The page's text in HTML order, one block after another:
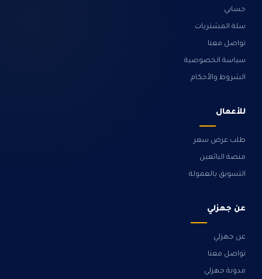
حسابي
سلة المشتريات
تواصل معنا
سياسة الخصوصية
الشروط والأحكام
للأعمال
طلب عرض سعر
منصة البائعين
التسويق بالعمولة
عن جهزلي
عن جهزلي
تواصل معنا
مدونة جهزلي